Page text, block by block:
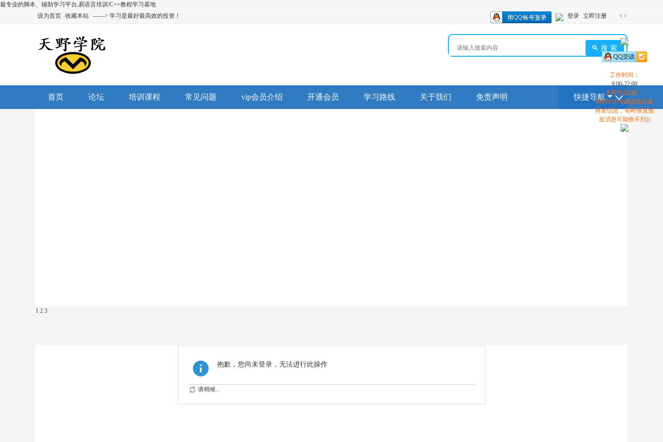
最专业的脚本、辅助学习平台,易语言培训/C++教程学习基地
设为首页 收藏本站 ——> 学习是最好最高效的投资！
换
到
宽
版
登录 立即注册
搜索
首页 论坛 培训课程 常见问题 vip会员介绍 开通会员 学习路线 关于我们 免责声明 快捷导航
1 2 3
抱歉，您尚未登录，无法进行此操作
请稍候...
工作时间：
9:00-22:00
天野学院2群：
648301976(建议加好友
再发信息，有时候直接
发消息可能收不到))